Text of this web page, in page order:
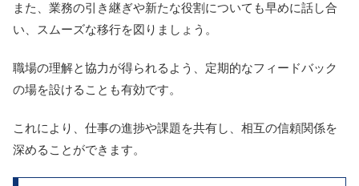
また、業務の引き継ぎや新たな役割についても早めに話し合
い、スムーズな移行を図りましょう。
職場の理解と協力が得られるよう、定期的なフィードバック
の場を設けることも有効です。
これにより、仕事の進捗や課題を共有し、相互の信頼関係を
深めることができます。